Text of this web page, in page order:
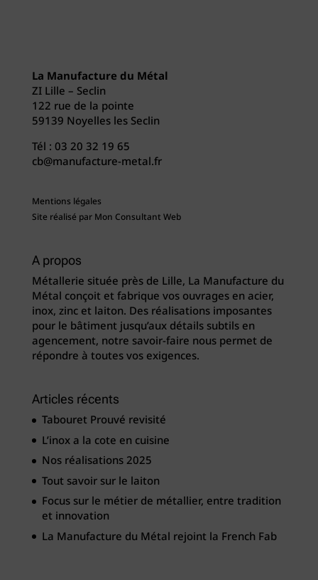
La Manufacture du Métal
ZI Lille – Seclin
122 rue de la pointe
59139 Noyelles les Seclin
Tél :03 20 32 19 65
cb@manufacture-metal.fr
Mentions légales
Site réalisé parMon Consultant Web
A propos
Métallerie située près de Lille, La Manufacture du
Métal conçoit et fabrique vos ouvrages en acier,
inox, zinc et laiton. Des réalisations imposantes
pour le bâtiment jusqu’aux détails subtils en
agencement, notre savoir-faire nous permet de
répondre à toutes vos exigences.
Articles récents
Tabouret Prouvé revisité
L’inox a la cote en cuisine
Nos réalisations 2025
Tout savoir sur le laiton
Focus sur le métier de métallier, entre tradition
et innovation
La Manufacture du Métal rejoint la French Fab